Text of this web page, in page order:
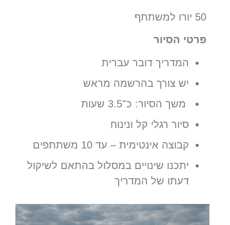
50 יורו למשתתף
פרטי הסיור
המדריך דובר עברית
יש צורך בהרשמה מראש
משך הסיור: כ־3.5 שעות
סיור רגלי קל ונינוח
קבוצה אינטימית – עד 10 משתתפים
יתכנו שינויים במסלול בהתאם לשיקול
דעתו של המדריך